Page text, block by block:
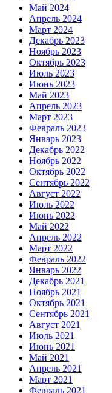
Май 2024
Апрель 2024
Март 2024
Декабрь 2023
Ноябрь 2023
Октябрь 2023
Июль 2023
Июнь 2023
Май 2023
Апрель 2023
Март 2023
Февраль 2023
Январь 2023
Декабрь 2022
Ноябрь 2022
Октябрь 2022
Сентябрь 2022
Август 2022
Июль 2022
Июнь 2022
Май 2022
Апрель 2022
Март 2022
Февраль 2022
Январь 2022
Декабрь 2021
Ноябрь 2021
Октябрь 2021
Сентябрь 2021
Август 2021
Июль 2021
Июнь 2021
Май 2021
Апрель 2021
Март 2021
Февраль 2021